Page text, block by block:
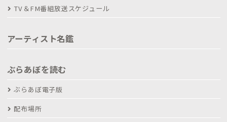
TV＆FM番組放送スケジュール
アーティスト名鑑
ぶらあぼを読む
ぶらあぼ電子版
配布場所